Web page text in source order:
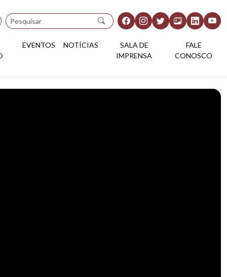
Pesquisar
EVENTOS NOTÍCIAS
SALA DE
IMPRENSA
FALE
CONOSCO